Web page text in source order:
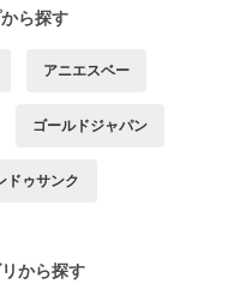
ら探す
アニエスベー
ゴールドジャパン
ドゥサンク
から探す